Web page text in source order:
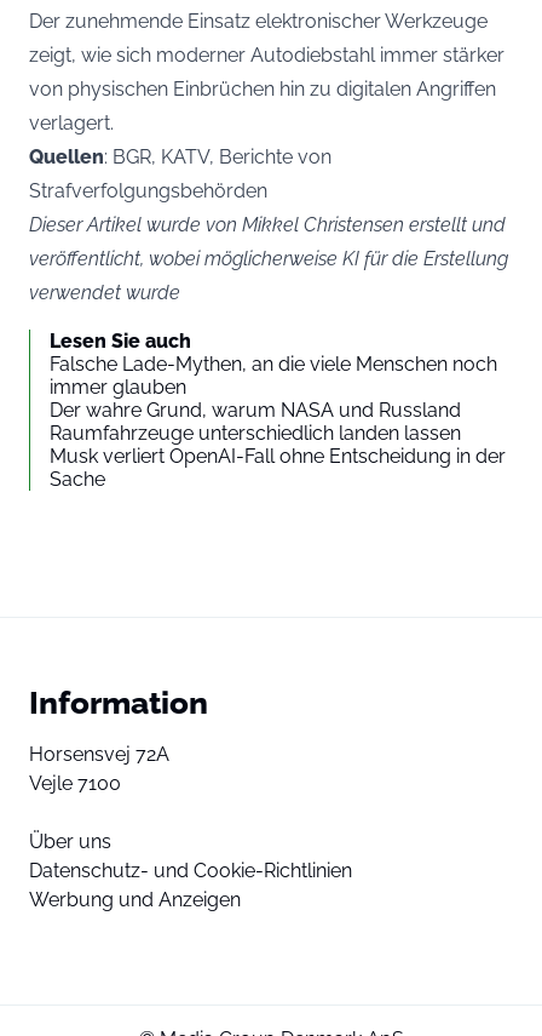
Der zunehmende Einsatz elektronischer Werkzeuge
zeigt, wie sich moderner Autodiebstahl immer stärker
von physischen Einbrüchen hin zu digitalen Angriffen
verlagert.
Quellen: BGR, KATV, Berichte von
Strafverfolgungsbehörden
Dieser Artikel wurde von Mikkel Christensen erstellt und
veröffentlicht, wobei möglicherweise KI für die Erstellung
verwendet wurde
Lesen Sie auch
Falsche Lade-Mythen, an die viele Menschen noch
immer glauben
Der wahre Grund, warum NASA und Russland
Raumfahrzeuge unterschiedlich landen lassen
Musk verliert OpenAI-Fall ohne Entscheidung in der
Sache
Information
Horsensvej 72A
Vejle 7100
Über uns
Datenschutz- und Cookie-Richtlinien
Werbung und Anzeigen